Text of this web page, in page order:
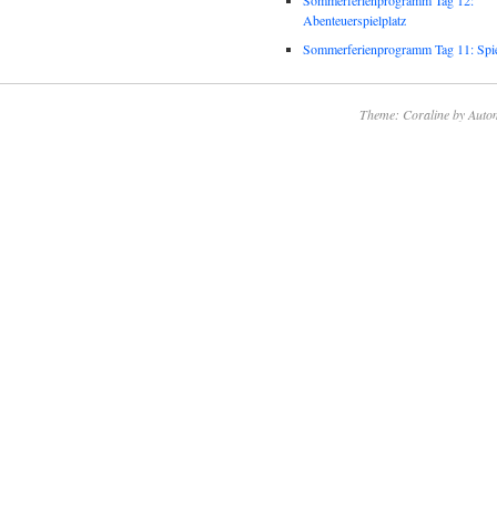
Abenteuerspielplatz
Sommerferienprogramm Tag 11:
Theme: Coraline by